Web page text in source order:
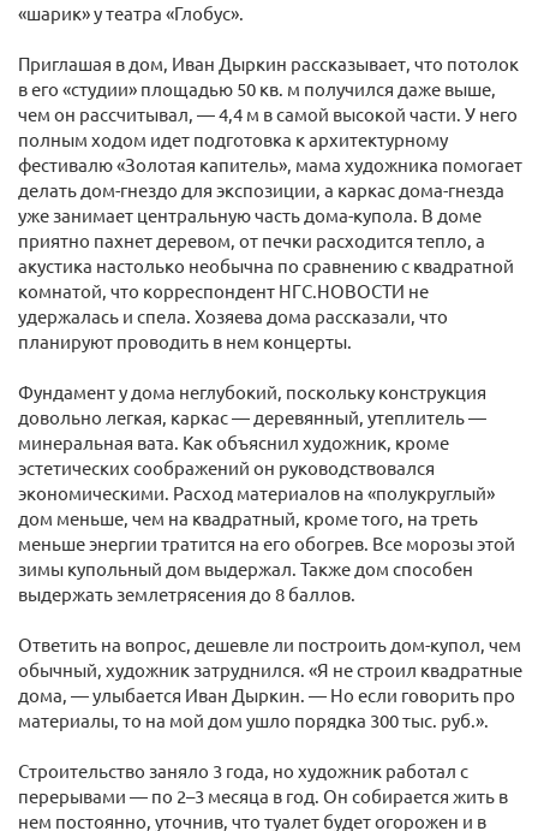
«шарик» у театра «Глобус».
Приглашая в дом, Иван Дыркин рассказывает, что потолок
в его «студии» площадью 50 кв. м получился даже выше,
чем он рассчитывал, — 4,4 м в самой высокой части. У него
полным ходом идет подготовка к архитектурному
фестивалю «Золотая капитель», мама художника помогает
делать дом-гнездо для экспозиции, а каркас дома-гнезда
уже занимает центральную часть дома-купола. В доме
приятно пахнет деревом, от печки расходится тепло, а
акустика настолько необычна по сравнению с квадратной
комнатой, что корреспондент НГС.НОВОСТИ не
удержалась и спела. Хозяева дома рассказали, что
планируют проводить в нем концерты.
Фундамент у дома неглубокий, поскольку конструкция
довольно легкая, каркас — деревянный, утеплитель —
минеральная вата. Как объяснил художник, кроме
эстетических соображений он руководствовался
экономическими. Расход материалов на «полукруглый»
дом меньше, чем на квадратный, кроме того, на треть
меньше энергии тратится на его обогрев. Все морозы этой
зимы купольный дом выдержал. Также дом способен
выдержать землетрясения до 8 баллов.
Ответить на вопрос, дешевле ли построить дом-купол, чем
обычный, художник затруднился. «Я не строил квадратные
дома, — улыбается Иван Дыркин. — Но если говорить про
материалы, то на мой дом ушло порядка 300 тыс. руб.».
Строительство заняло 3 года, но художник работал с
перерывами — по 2–3 месяца в год. Он собирается жить в
нем постоянно, уточнив, что туалет будет огорожен и в